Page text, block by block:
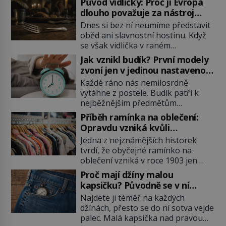
dlouho považuje za nástroj
samotného satana?
Dnes si bez ní neumíme představit
oběd ani slavnostní hostinu. Když
se však vidlička v raném
středověku objevuje na evropských
stolech, vzbuzuje pohoršení,
posměch i strach. Mnozí duchovní ji
označují za projev pýchy a
zbytečného přepychu, někteří
dokonce za nástroj ďábla. Trvá
téměř sedm století, než se z
opovrhovaného předmětu stává
nepostradatelná součást stolování.
První […]
Jak vznikl budík? První modely
zvoní jen v jedinou nastavenou
hodinu
Každé ráno nás nemilosrdně
vytáhne z postele. Budík patří k
nejběžnějším předmětům
domácnosti, jeho cesta k dnešní
podobě je ale překvapivě dlouhá.
První lidé se probouzejí podle
slunce, kohoutů nebo kostelních
zvonů. Když se konečně objeví
první skutečný mechanický budík,
má jednu zásadní nevýhodu,
zazvoní pouze ve čtyři hodiny ráno
a jiný čas nastavit neumí. […]
Příběh ramínka na oblečení:
Opravdu vzniká kvůli
zapomenutému kabátu?
Jedna z nejznámějších historek
tvrdí, že obyčejné ramínko na
oblečení vzniká v roce 1903 jen
proto, že zaměstnanec americké
továrny nenajde volný věšák na
kabát. Je to ale skutečně pravda?
Historici upozorňují, že příběh je
zčásti legendou. Moderní drátěné
ramínko skutečně vzniká na
Proč mají džíny malou
kapsičku? Původně se v ní
schovávají kapesní hodinky, ne
mince
Najdete ji téměř na každých
džínách, přesto se do ní sotva vejde
palec. Malá kapsička nad pravou